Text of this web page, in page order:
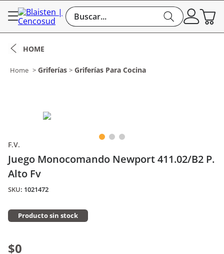
Buscar...
Griferías Griferías Para Cocina
F.V.
Juego Monocomando Newport 411.02/B2 P.
Alto Fv
: 1021472
Producto sin stock
$0